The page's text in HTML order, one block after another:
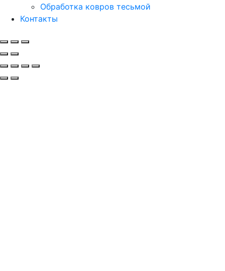
Обработка ковров тесьмой
Контакты